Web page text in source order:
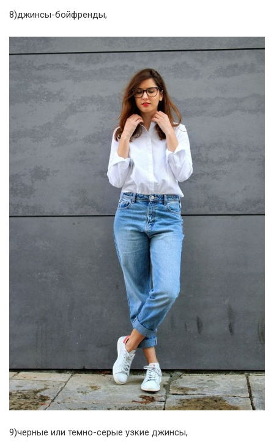
8)джинсы-бойфренды,
9)черные или темно-серые узкие джинсы,